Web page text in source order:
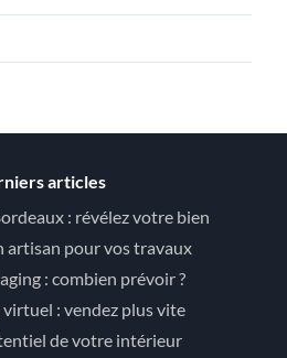
articles
: révélez votre bien
artisan pour vos travaux
: combien prévoir ?
: vendez plus vite
de votre intérieur